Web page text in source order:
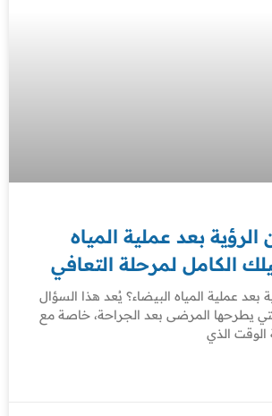
بعد عملية المياه
الكامل لمرحلة التعافي
عملية المياه البيضاء؟ يُعد هذا السؤال
يطرحها المرضى بعد الجراحة، خاصة مع
الذي